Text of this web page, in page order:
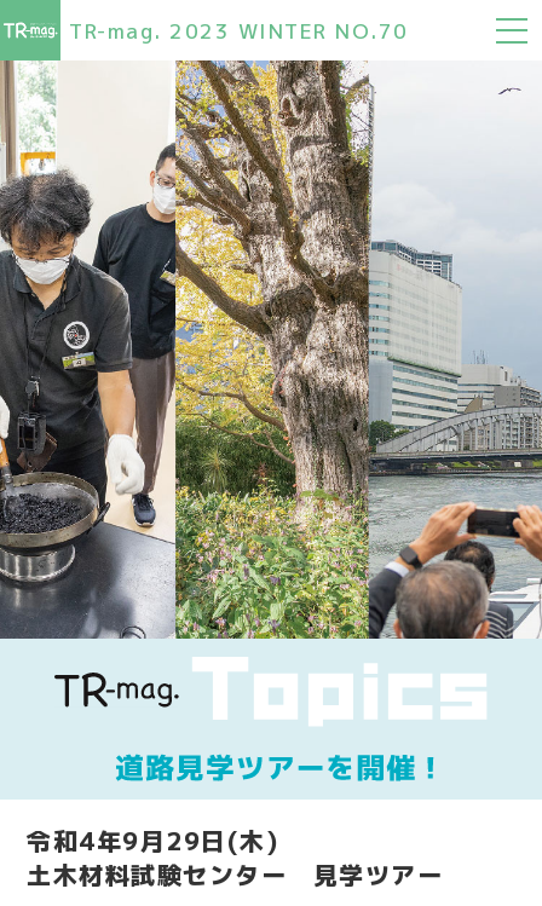
TR-mag. 2023 WINTER NO.70
令和4年9月29日(木)
土木材料試験センター 見学ツアー